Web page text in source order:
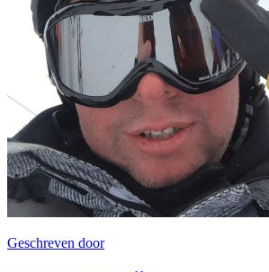
Geschreven door